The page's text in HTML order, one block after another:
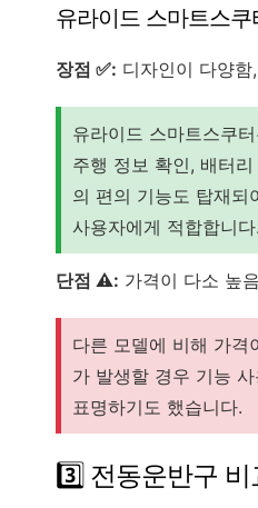
유라이드 스마트스쿠
장점 ✅: 디자인이 다양
유라이드 스마트스쿠
주행 정보 확인, 배터
의 편의 기능도 탑재되
사용자에게 적합합니다.
단점 ⚠️: 가격이 다소 높
다른 모델에 비해 가격
가 발생할 경우 기능
표명하기도 했습니다.
3️⃣ 전동운반구 비